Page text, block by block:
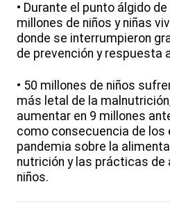
• Durante el punto álgido
millones de niños y niñas
donde se interrumpieron
de prevención y respuesta
• 50 millones de niños
más letal de la
aumentar en 9 millones
como consecuencia de los
pandemia sobre la
nutrición y las prácticas de
niños.